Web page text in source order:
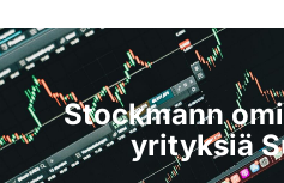
Stockmann
yrityksiä